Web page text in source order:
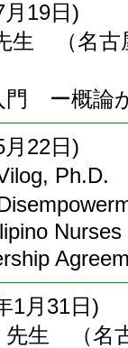
19日)
（名古屋
ー概論か
22日)
Ph.D.
1月31日)
（名古